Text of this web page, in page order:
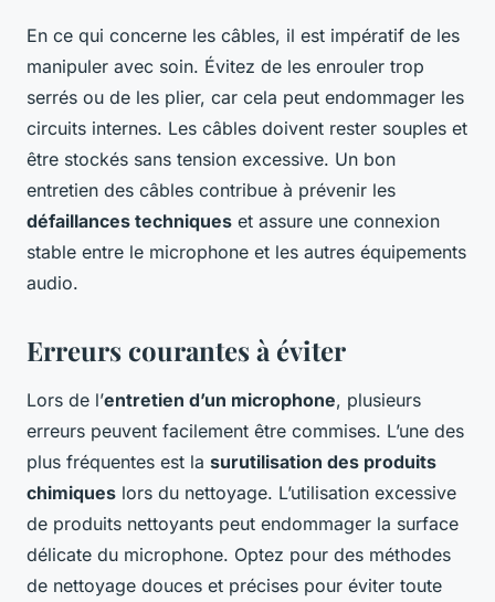
En ce qui concerne les câbles, il est impératif de les
manipuler avec soin. Évitez de les enrouler trop
serrés ou de les plier, car cela peut endommager les
circuits internes. Les câbles doivent rester souples et
être stockés sans tension excessive. Un bon
entretien des câbles contribue à prévenir les
défaillances techniques et assure une connexion
stable entre le microphone et les autres équipements
audio.
Erreurs courantes à éviter
Lors de l’entretien d’un microphone, plusieurs
erreurs peuvent facilement être commises. L’une des
plus fréquentes est la surutilisation des produits
chimiques lors du nettoyage. L’utilisation excessive
de produits nettoyants peut endommager la surface
délicate du microphone. Optez pour des méthodes
de nettoyage douces et précises pour éviter toute